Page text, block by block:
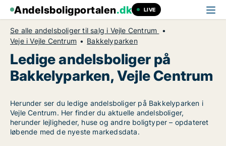
Andelsboligportalen.dk LIVE
Se alle andelsboliger til salg i Vejle Centrum
Veje i Vejle Centrum
Bakkelyparken
Ledige andelsboliger på
Bakkelyparken, Vejle Centrum
Herunder ser du ledige andelsboliger på Bakkelyparken i
Vejle Centrum. Her finder du aktuelle andelsboliger,
herunder lejligheder, huse og andre boligtyper – opdateret
løbende med de nyeste markedsdata.